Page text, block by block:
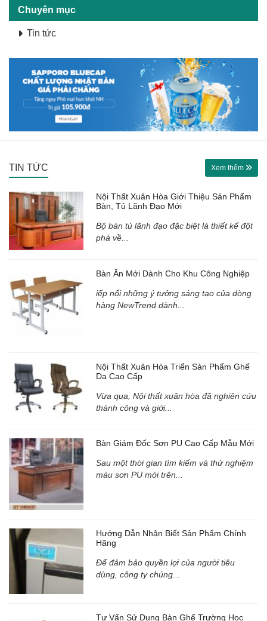
Chuyên mục
Tin tức
TIN TỨC Xem thêm
Nội Thất Xuân Hòa Giới Thiệu Sản Phẩm
Bàn, Tủ Lãnh Đạo Mới
Bộ bàn tủ lãnh đạo đặc biệt là thiết kế đột
phá về...
Bàn Ăn Mới Dành Cho Khu Công Nghiệp
iếp nối những ý tưởng sáng tạo của dòng
hàng NewTrend dành...
Nội Thất Xuân Hòa Triển Sản Phẩm Ghế
Da Cao Cấp
Vừa qua, Nội thất xuân hòa đã nghiên cứu
thành công và giới...
Bàn Giám Đốc Sơn PU Cao Cấp Mẫu Mới
Sau một thời gian tìm kiếm và thử nghiệm
màu sơn PU mới trên...
Hướng Dẫn Nhận Biết Sản Phẩm Chính
Hãng
Để đảm bảo quyền lợi của người tiêu
dùng, công ty chúng...
Tư Vấn Sử Dụng Bàn Ghế Trường Học